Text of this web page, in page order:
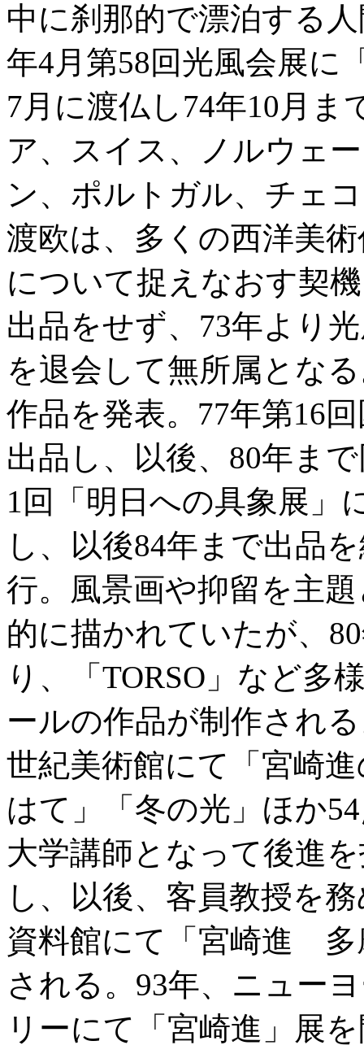
中に刹那的で漂泊する
年4月第58回光風会展に
7月に渡仏し74年10月
ア、スイス、ノルウェ
ン、ポルトガル、チェ
渡欧は、多くの西洋美
について捉えなおす契
出品をせず、73年より
を退会して無所属とな
作品を発表。77年第16
出品し、以後、80年ま
1回「明日への具象展」
し、以後84年まで出品
行。風景画や抑留を主
的に描かれていたが、
り、「TORSO」など多
ールの作品が制作され
世紀美術館にて「宮崎
はて」「冬の光」ほか
大学講師となって後進
し、以後、客員教授を
資料館にて「宮崎進 多
される。93年、ニュー
リーにて「宮崎進」展